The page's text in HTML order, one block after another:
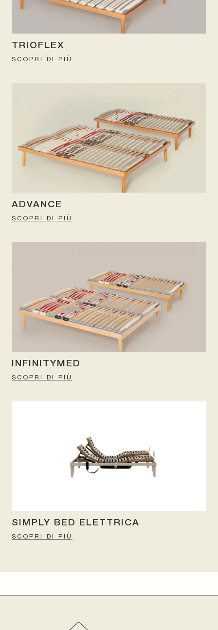
TRIOFLEX
SCOPRI DI PIÙ
ADVANCE
SCOPRI DI PIÙ
INFINITYMED
SCOPRI DI PIÙ
SIMPLY BED ELETTRICA
SCOPRI DI PIÙ